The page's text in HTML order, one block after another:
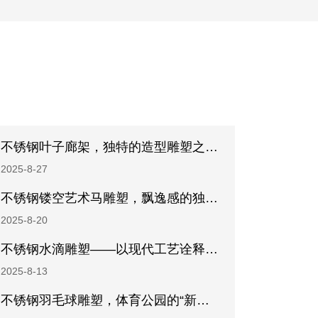
不锈钢叶子廊架，独特的造型雕塑之美!
2025-8-27
不锈钢镂空艺术马雕塑，飘逸感的独特造型！
2025-8-20
不锈钢水滴雕塑——以现代工艺诠释自然与生命的对话!
2025-8-13
不锈钢羽毛球雕塑，体育公园的“新地标”诞生了!